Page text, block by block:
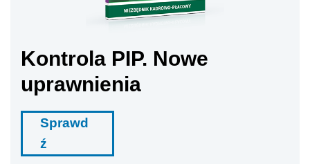
Kontrola PIP. Nowe
uprawnienia
Sprawd
ź